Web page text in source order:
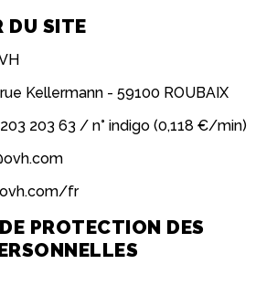
DU SITE
Kellermann - 59100 ROUBAIX
203 63 / n° indigo (0,118 €/min)
fr
PROTECTION DES